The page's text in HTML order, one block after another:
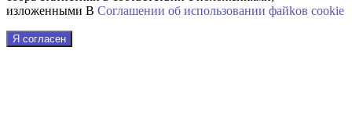
изложенными В Соглашении об использовании файkов cookie
Я согласен